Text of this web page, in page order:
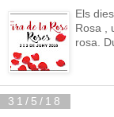
Els
Rosa ,
rosa.
31/5/18